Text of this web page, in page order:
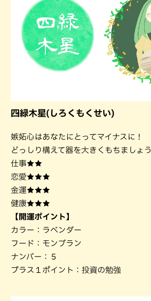
四緑木星(しろくもくせい)
嫉妬心はあなたにとってマイナスに！
どっしり構えて器を大きくもちましょう
仕事★★
恋愛★★★
金運★★★
健康★★★
【開運ポイント】
カラー：ラベンダー
フード：モンブラン
ナンバー：５
プラス１ポイント：投資の勉強